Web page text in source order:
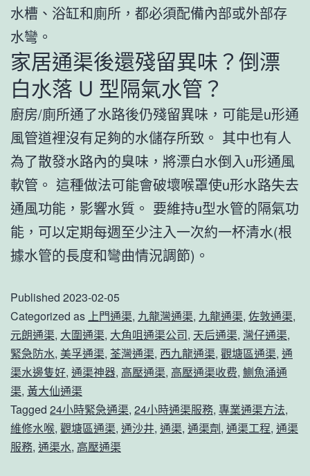
水槽、浴缸和廁所，都必須配備內部或外部存
水彎。
家居通渠後還殘留異味？倒漂
白水落 U 型隔氣水管？
廚房/廁所通了水路後仍殘留異味，可能是u形通
風管道裡沒有足夠的水儲存所致。 其中也有人
為了散發水路內的臭味，將漂白水倒入u形通風
軟管。 這種做法可能會破壞喉罩使u形水路失去
通風功能，影響水質。 要維持u型水管的隔氣功
能，可以定期每週至少注入一次約一杯清水(根
據水管的長度和彎曲情況調節)。
Published 2023-02-05
Categorized as 上門通渠, 九龍灣通渠, 九龍通渠, 佐敦通渠,
元朗通渠, 大圍通渠, 大角咀通渠公司, 天后通渠, 灣仔通渠,
緊急防水, 美孚通渠, 荃灣通渠, 西九龍通渠, 觀塘區通渠, 通
渠水邊隻好, 通渠神器, 高壓通渠, 高壓通渠收费, 鰂魚涌通
渠, 黃大仙通渠
Tagged 24小時緊急通渠, 24小時通渠服務, 專業通渠方法,
維修水喉, 觀塘區通渠, 通沙井, 通渠, 通渠劑, 通渠工程, 通渠
服務, 通渠水, 高壓通渠